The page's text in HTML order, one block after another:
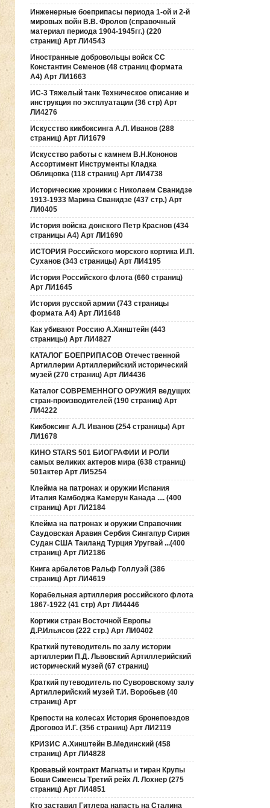
Инженерные боеприпасы периода 1-ой и 2-й
мировых войн В.В. Фролов (справочный
материал периода 1904-1945гг.) (220
страниц) Арт ЛИ4543
Иностранные добровольцы войск СС
Константин Семенов (48 страниц формата
А4) Арт ЛИ1663
ИС-3 Тяжелый танк Техническое описание и
инструкция по эксплуатации (36 стр) Арт
ЛИ4276
Искусство кикбоксинга А.Л. Иванов (288
страниц) Арт ЛИ1679
Искусство работы с камнем В.Н.Кононов
Ассортимент Инструменты Кладка
Облицовка (118 страниц) Арт ЛИ4738
Исторические хроники с Николаем Сванидзе
1913-1933 Марина Сванидзе (437 стр.) Арт
ЛИ0405
История войска донского Петр Краснов (434
страницы А4) Арт ЛИ1690
ИСТОРИЯ Российского морского кортика И.П.
Суханов (343 страницы) Арт ЛИ4195
История Российского флота (660 страниц)
Арт ЛИ1645
История русской армии (743 страницы
формата А4) Арт ЛИ1648
Как убивают Россию А.Хинштейн (443
страницы) Арт ЛИ4827
КАТАЛОГ БОЕПРИПАСОВ Отечественной
Артиллерии Артиллерийский исторический
музей (270 страниц) Арт ЛИ4436
Каталог СОВРЕМЕННОГО ОРУЖИЯ ведущих
стран-производителей (190 страниц) Арт
ЛИ4222
Кикбоксинг А.Л. Иванов (254 страницы) Арт
ЛИ1678
КИНО STARS 501 БИОГРАФИИ И РОЛИ
самых великих актеров мира (638 страниц)
501актер Арт ЛИ5254
Клейма на патронах и оружии Испания
Италия Камбоджа Камерун Канада .... (400
страниц) Арт ЛИ2184
Клейма на патронах и оружии Справочник
Саудовская Аравия Сербия Сингапур Сирия
Судан США Таиланд Турция Уругвай ...(400
страниц) Арт ЛИ2186
Книга арбалетов Ральф Голлуэй (386
страниц) Арт ЛИ4619
Корабельная артиллерия российского флота
1867-1922 (41 стр) Арт ЛИ4446
Кортики стран Восточной Европы
Д.Р.Ильясов (222 стр.) Арт ЛИ0402
Краткий путеводитель по залу истории
артиллерии П.Д. Львовский Артиллерийский
исторический музей (67 страниц)
Краткий путеводитель по Суворовскому залу
Артиллерийский музей Т.И. Воробьев (40
страниц) Арт
Крепости на колесах История бронепоездов
Дроговоз И.Г. (356 страниц) Арт ЛИ2119
КРИЗИС А.Хинштейн В.Мединский (458
страниц) Арт ЛИ4828
Кровавый контракт Магнаты и тиран Крупы
Боши Сименсы Третий рейх Л. Лохнер (275
страниц) Арт ЛИ4851
Кто заставил Гитлера напасть на Сталина